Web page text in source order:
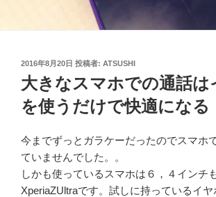
投
日:
2016年8月20日 投稿者: ATSUSHI
大きなスマホでの通話は
を使うだけで快適になる
今までずっとガラケーだったのでスマホ
ていませんでした。。
しかも使っているスマホは６，４インチ
XperiaZUltraです。試しに持っているイ